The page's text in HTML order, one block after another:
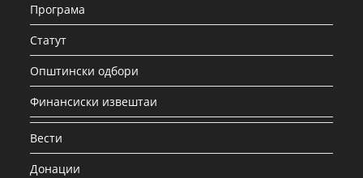
Програма
Статут
Општински одбори
Финансиски извештаи
Вести
Донации